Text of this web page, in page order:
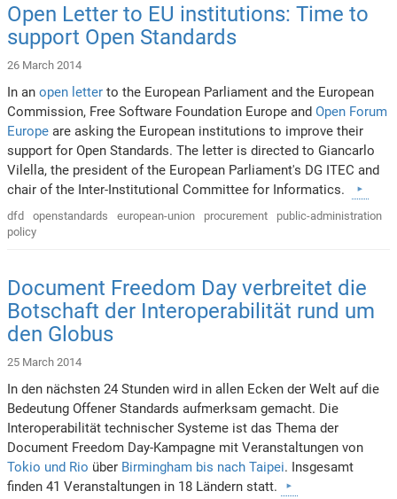
Open Letter to EU institutions: Time to
support Open Standards
26 March 2014
In anopen letter to the European Parliament and the European
Commission, Free Software Foundation Europe andOpen Forum
Europe are asking the European institutions to improve their
support for Open Standards. The letter is directed to Giancarlo
Vilella, the president of the European Parliament's DG ITEC and
chair of the Inter-Institutional Committee for Informatics.
dfd openstandards european-union procurement
public-administration
policy
Document Freedom Day verbreitet die
Botschaft der Interoperabilität rund um
den Globus
25 March 2014
In den nächsten 24 Stunden wird in allen Ecken der Welt auf die
Bedeutung Offener Standards aufmerksam gemacht. Die
Interoperabilität technischer Systeme ist das Thema der
Document Freedom Day-Kampagne mit Veranstaltungen von
Tokio und Rio über Birmingham bis nach Taipei. Insgesamt
finden 41 Veranstaltungen in 18 Ländern statt.